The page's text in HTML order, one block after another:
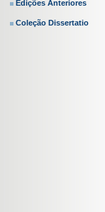
Edições Anteriores
Coleção Dissertatio